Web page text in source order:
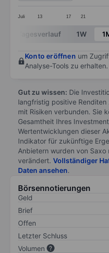
Juli 13 17 21
End of interactive chart.
Tagesverlauf 1W
Konto eröffnen um
Analyse-Tools zu erhalten.
Gut zu wissen: Die
langfristig positive
mit Risiken verbunden. Sie
Gesamtheit Ihres
Wertentwicklungen dieser
Indikator für zukünftige
Anbietern wurden von Saxo
verändert. Vollständiger
Daten ansehen.
Börsennotierungen
Geld
Brief
Offen
Letzter Schluss
Volumen